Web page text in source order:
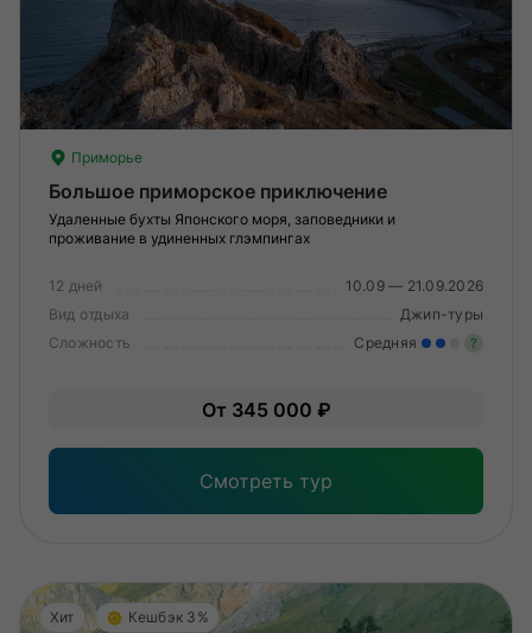
Приморье
Большое приморское приключение
Удаленные бухты Японского моря, заповедники и
проживание в удиненных глэмпингах
12 дней
10.09 — 21.09.2026
Вид отдыха
Джип-туры
Сложность
Средняя ?
От 345 000 ₽
Смотреть тур
Хит Кешбэк 3%